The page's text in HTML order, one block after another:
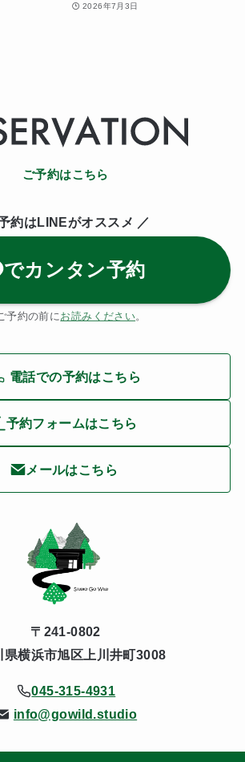
2026年7月3日
ご予約はこちら
約はLINEがオススメ ／
でカンタン予約
予約の前にお読みください。
電話での予約はこちら
予約フォームはこちら
メールはこちら
〒241-0802
県横浜市旭区上川井町3008
045-315-4931
info@gowild.studio